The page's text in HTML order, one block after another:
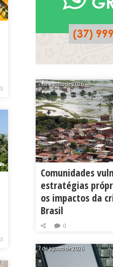
7 de agosto de 2026
Comunidades
estratégias
os impactos da
Brasil
0
7 de agosto de 2026